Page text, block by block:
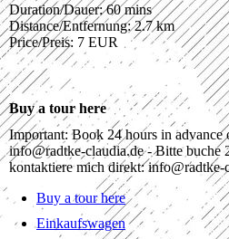
Duration/Dauer: 60 mins
Distance/Entfernung: 2.7 km
Price/Preis: 7 EUR
Buy a tour here
Important: Book 24 hours in advance
info@radtke-claudia.de - Bitte buche
kontaktiere mich direkt: info@radtke-
Buy a tour here
Einkaufswagen